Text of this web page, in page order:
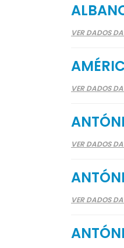
VER DADOS
VER DADOS
VER DADOS
VER DADOS